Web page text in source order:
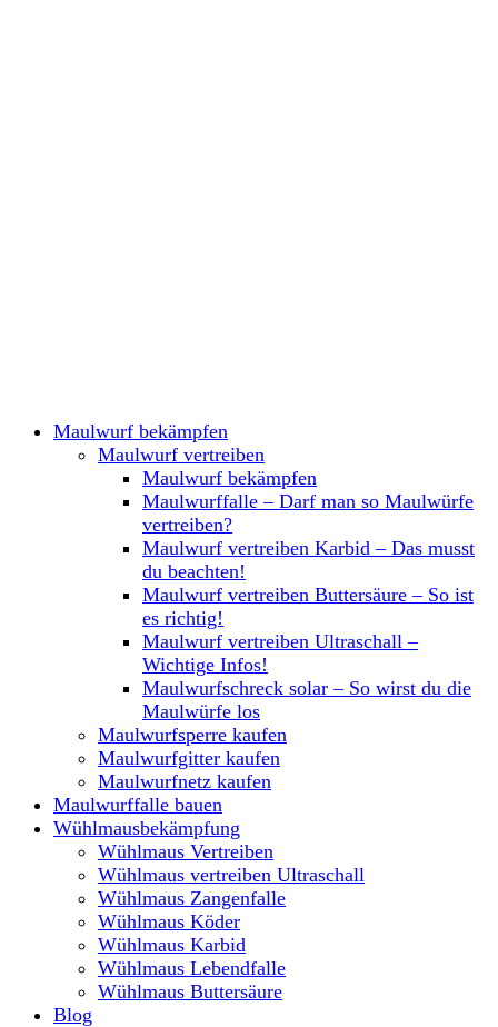
Maulwurf bekämpfen
Maulwurf vertreiben
Maulwurf bekämpfen
Maulwurffalle – Darf man so Maulwürfe
vertreiben?
Maulwurf vertreiben Karbid – Das musst
du beachten!
Maulwurf vertreiben Buttersäure – So ist
es richtig!
Maulwurf vertreiben Ultraschall –
Wichtige Infos!
Maulwurfschreck solar – So wirst du die
Maulwürfe los
Maulwurfsperre kaufen
Maulwurfgitter kaufen
Maulwurfnetz kaufen
Maulwurffalle bauen
Wühlmausbekämpfung
Wühlmaus Vertreiben
Wühlmaus vertreiben Ultraschall
Wühlmaus Zangenfalle
Wühlmaus Köder
Wühlmaus Karbid
Wühlmaus Lebendfalle
Wühlmaus Buttersäure
Blog